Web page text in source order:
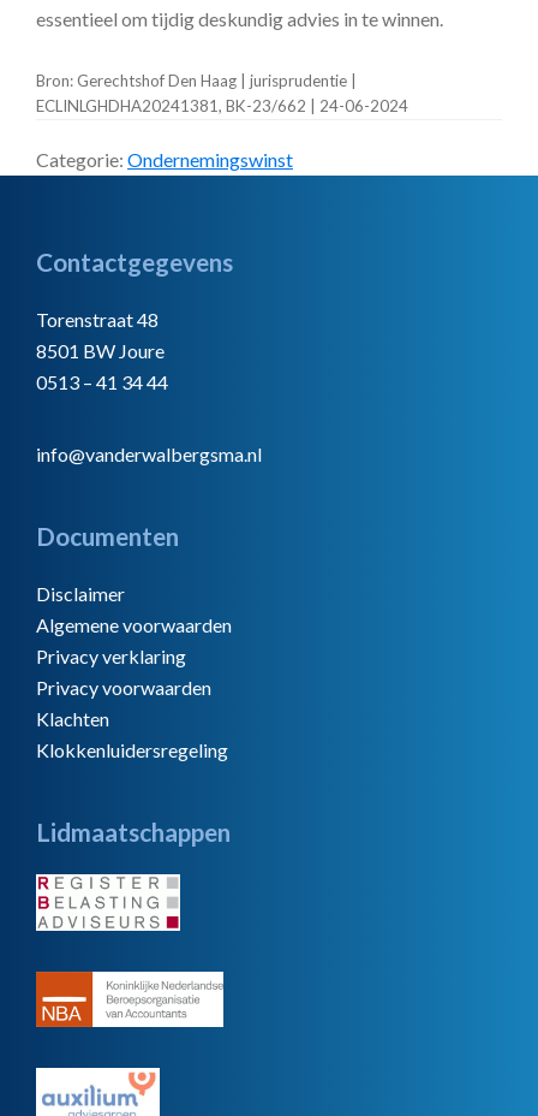
essentieel om tijdig deskundig advies in te winnen.
Bron: Gerechtshof Den Haag | jurisprudentie |
ECLINLGHDHA20241381, BK-23/662 | 24-06-2024
Categorie: Ondernemingswinst
Footer
Contactgegevens
Torenstraat 48
8501 BW Joure
0513 – 41 34 44
info@vanderwalbergsma.nl
Documenten
Disclaimer
Algemene voorwaarden
Privacy verklaring
Privacy voorwaarden
Klachten
Klokkenluidersregeling
Lidmaatschappen